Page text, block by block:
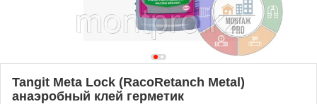
Tangit Meta Lock (RacoRetanch Metal)
анаэробный клей герметик